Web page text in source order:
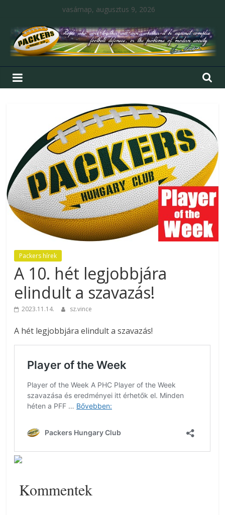
vasárnap, augusztus 9, 2026
Packers hírek
A 10. hét legjobbjára
elindult a szavazás!
2023.11.14. sz.vince
A hét legjobbjára elindult a szavazás!
Kommentek